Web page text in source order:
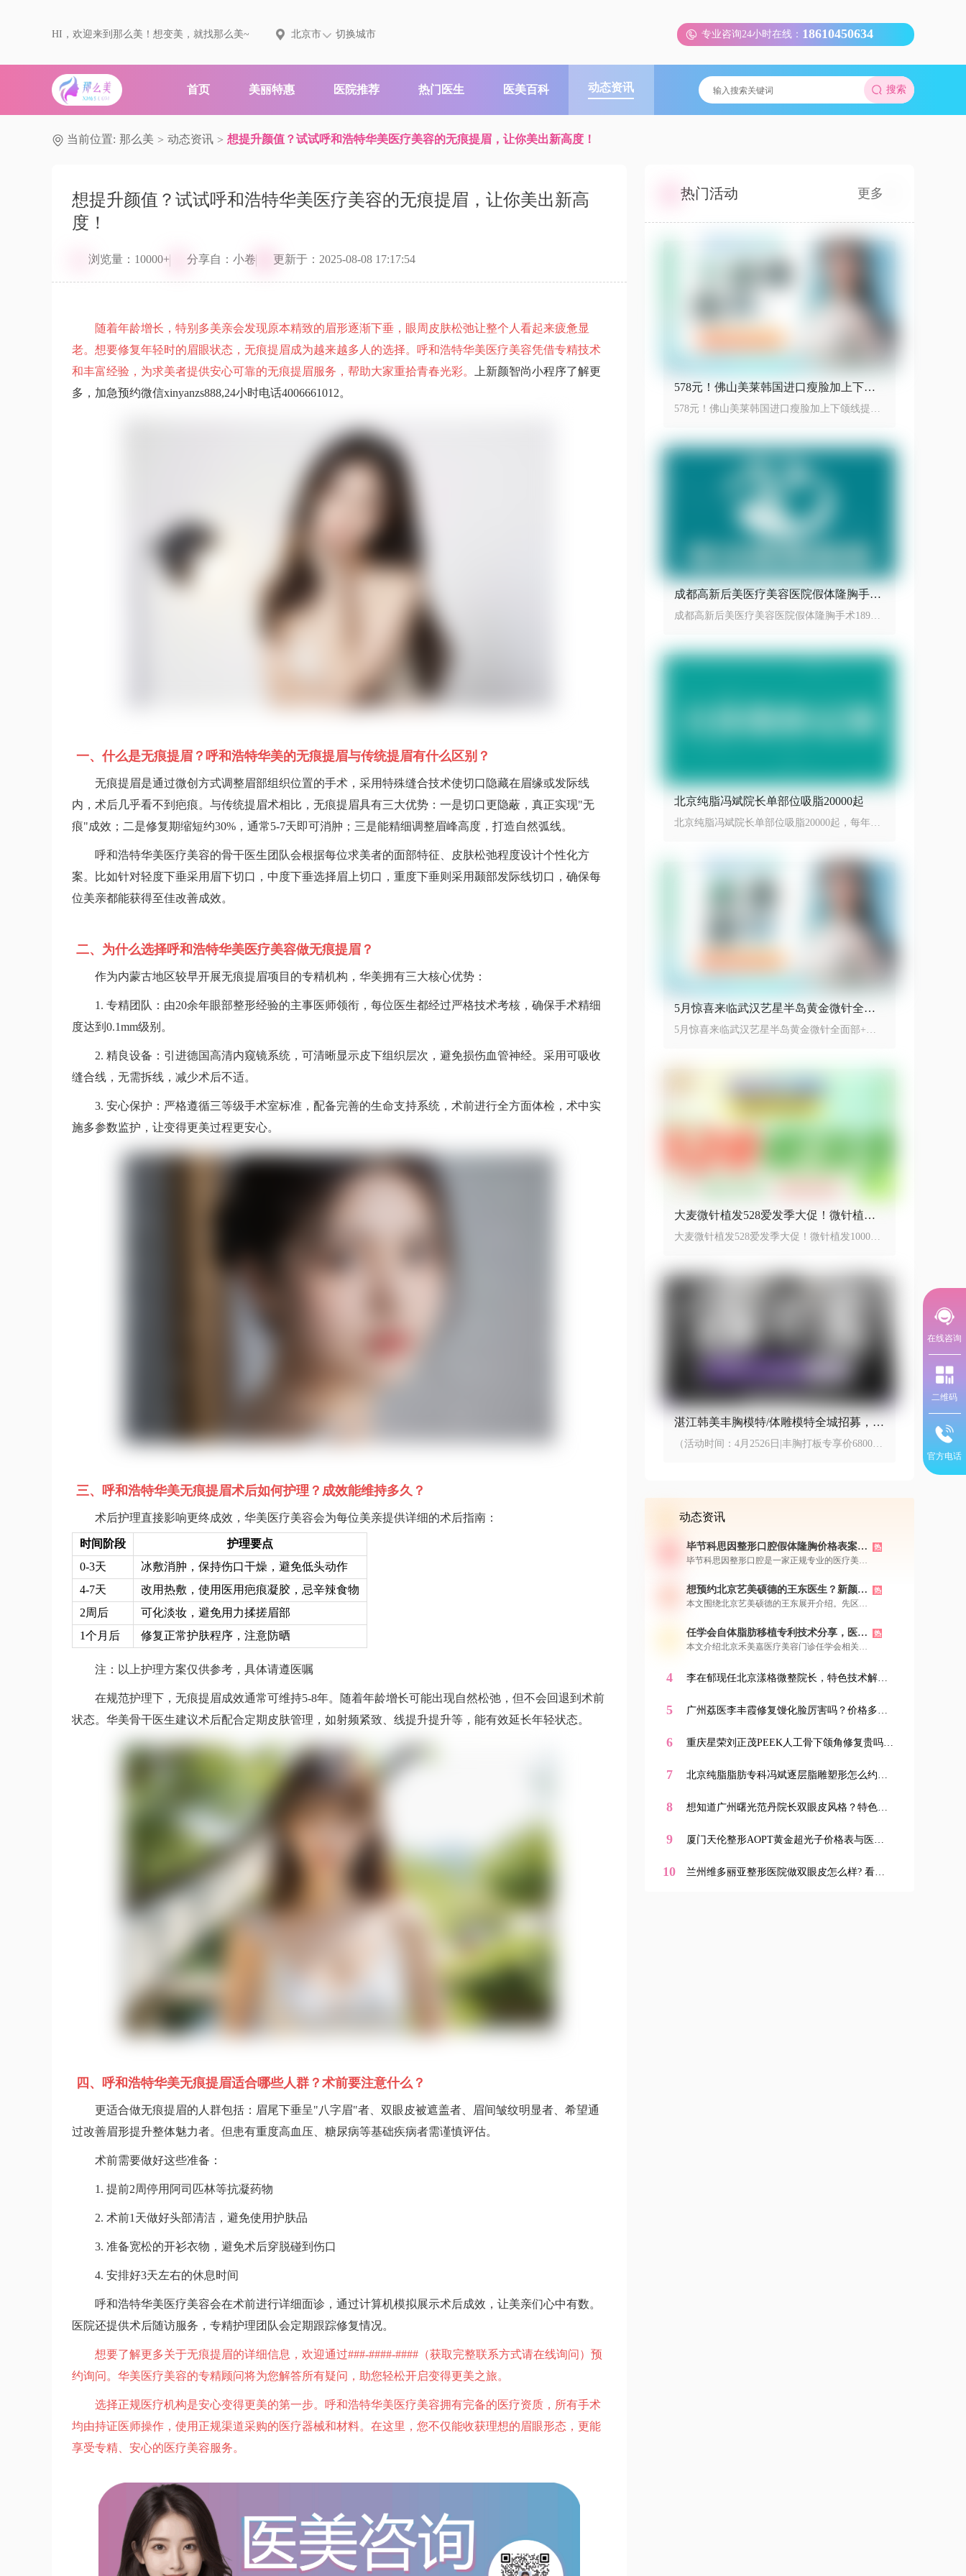
HI，欢迎来到那么美！想变美，就找那么美~ 北京市 切换城市 专业咨询24小时在线： 18610450634
首页 美丽特惠 医院推荐 热门医生 医美百科 动态资讯 搜索
当前位置: 那么美 > 动态资讯 > 想提升颜值？试试呼和浩特华美医疗美容的无痕提眉，让你美出新高度！
想提升颜值？试试呼和浩特华美医疗美容的无痕提眉，让你美出新高
度！
浏览量：10000+ 分享自：小卷 更新于：2025-08-08 17:17:54
随着年龄增长，特别多美亲会发现原本精致的眉形逐渐下垂，眼周皮肤松弛让整个人看起来疲惫显
老。想要修复年轻时的眉眼状态，无痕提眉成为越来越多人的选择。呼和浩特华美医疗美容凭借专精技术
和丰富经验，为求美者提供安心可靠的无痕提眉服务，帮助大家重拾青春光彩。
上新颜智尚小程序了解更
多，加急预约微信xinyanzs888,24小时电话4006661012。
一、什么是无痕提眉？呼和浩特华美的无痕提眉与传统提眉有什么区别？
无痕提眉是通过微创方式调整眉部组织位置的手术，采用特殊缝合技术使切口隐藏在眉缘或发际线
内，术后几乎看不到疤痕。与传统提眉术相比，无痕提眉具有三大优势：一是切口更隐蔽，真正实现"无
痕"成效；二是修复期缩短约30%，通常5-7天即可消肿；三是能精细调整眉峰高度，打造自然弧线。
呼和浩特华美医疗美容的骨干医生团队会根据每位求美者的面部特征、皮肤松弛程度设计个性化方
案。比如针对轻度下垂采用眉下切口，中度下垂选择眉上切口，重度下垂则采用颞部发际线切口，确保每
位美亲都能获得至佳改善成效。
二、为什么选择呼和浩特华美医疗美容做无痕提眉？
作为内蒙古地区较早开展无痕提眉项目的专精机构，华美拥有三大核心优势：
1. 专精团队：由20余年眼部整形经验的主事医师领衔，每位医生都经过严格技术考核，确保手术精细
度达到0.1mm级别。
2. 精良设备：引进德国高清内窥镜系统，可清晰显示皮下组织层次，避免损伤血管神经。采用可吸收
缝合线，无需拆线，减少术后不适。
3. 安心保护：严格遵循三等级手术室标准，配备完善的生命支持系统，术前进行全方面体检，术中实
施多参数监护，让变得更美过程更安心。
三、呼和浩特华美无痕提眉术后如何护理？成效能维持多久？
术后护理直接影响更终成效，华美医疗美容会为每位美亲提供详细的术后指南：
时间阶段
护理要点
0-3天
冰敷消肿，保持伤口干燥，避免低头动作
4-7天
改用热敷，使用医用疤痕凝胶，忌辛辣食物
2周后
可化淡妆，避免用力揉搓眉部
1个月后
修复正常护肤程序，注意防晒
注：以上护理方案仅供参考，具体请遵医嘱
在规范护理下，无痕提眉成效通常可维持5-8年。随着年龄增长可能出现自然松弛，但不会回退到术前
状态。华美骨干医生建议术后配合定期皮肤管理，如射频紧致、线提升提升等，能有效延长年轻状态。
四、呼和浩特华美无痕提眉适合哪些人群？术前要注意什么？
更适合做无痕提眉的人群包括：眉尾下垂呈"八字眉"者、双眼皮被遮盖者、眉间皱纹明显者、希望通
过改善眉形提升整体魅力者。但患有重度高血压、糖尿病等基础疾病者需谨慎评估。
术前需要做好这些准备：
1. 提前2周停用阿司匹林等抗凝药物
2. 术前1天做好头部清洁，避免使用护肤品
3. 准备宽松的开衫衣物，避免术后穿脱碰到伤口
4. 安排好3天左右的休息时间
呼和浩特华美医疗美容会在术前进行详细面诊，通过计算机模拟展示术后成效，让美亲们心中有数。
医院还提供术后随访服务，专精护理团队会定期跟踪修复情况。
想要了解更多关于无痕提眉的详细信息，欢迎通过###-####-####（获取完整联系方式请在线询问）预
约询问。华美医疗美容的专精顾问将为您解答所有疑问，助您轻松开启变得更美之旅。
选择正规医疗机构是安心变得更美的第一步。呼和浩特华美医疗美容拥有完备的医疗资质，所有手术
均由持证医师操作，使用正规渠道采购的医疗器械和材料。在这里，您不仅能收获理想的眉眼形态，更能
享受专精、安心的医疗美容服务。
热门活动 更多
578元！佛山美莱韩国进口瘦脸加上下颌
线提升性价比之王
578元！佛山美莱韩国进口瘦脸加上下颌线提升
成都高新后美医疗美容医院假体隆胸手术
18999起
成都高新后美医疗美容医院假体隆胸手术18999
北京纯脂冯斌院长单部位吸脂20000起
北京纯脂冯斌院长单部位吸脂20000起，每年限
5月惊喜来临武汉艺星半岛黄金微针全面
部+舒敏之星低至899元
5月惊喜来临武汉艺星半岛黄金微针全面部+舒
大麦微针植发528爱发季大促！微针植发1
000单位活动价8999元~
大麦微针植发528爱发季大促！微针植发1000单
湛江韩美丰胸模特/体雕模特全城招募，丰
胸打板专享价6800元
（活动时间：4月2526日|丰胸打板专享价6800元
动态资讯
毕节科思因整形口腔假体隆胸价格表案
例，机构简介医生团队特色新颜智尚小程
热
毕节科思因整形口腔是一家正规专业的医疗美容
镜双平面等先进技术进行假体隆胸手术，实现自
然和谐的丰胸效果。机构提供多种国际知名假体
品牌选择，价格透明合理，并有大量真实成功案
进行在线咨询、查看案例和预约面诊，开启安全
放心的美丽蜕变之旅。
想预约北京艺美硕德的王东医生？新颜智
尚小程序一键预约还能了解价格
热
本文围绕北京艺美硕德的王东展开介绍。先区分
他。接着给出其热门项目价格参考，显示性价比
高。还分享就诊体验，强调环境舒适、无推销等
优点。最后介绍了新颜智尚小程序、微信、电话
通过小程序了解更多信息。
任学会自体脂肪移植专利技术分享，医院
详细地址，新颜智尚小程序可预约
热
本文介绍北京禾美嘉医疗美容门诊任学会相关信
厚、专利众多。他擅长自体脂肪移植等项目，技
术成熟、审美在线，所在机构专注脂肪领域。其
末提供新颜智尚小程序、微信、电话三种预约方
4
李在郁现任北京漾格微整院长，特色技术解
5
广州荔医李丰霞修复馒化脸厉害吗？价格多
颜智尚小程序一键预约！
6
重庆星荣刘正茂PEEK人工骨下颌角修复贵吗？
小程序一键预约！-新颜智尚小程序一键预约！
7
北京纯脂脂肪专科冯斌逐层脂雕塑形怎么约？
全解析
8
想知道广州曙光范丹院长双眼皮风格？特色项
询
9
厦门天伦整形AOPT黄金超光子价格表与医生
10
兰州维多丽亚整形医院做双眼皮怎么样? 看兰
在线咨询
二维码
官方电话